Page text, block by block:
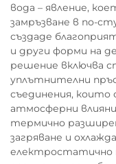
вода – явление,
замръзване в по-
създаде
и други форми на
решение включва
уплътнителни
съединения,
атмосферни
термично
загряване и
електростатично